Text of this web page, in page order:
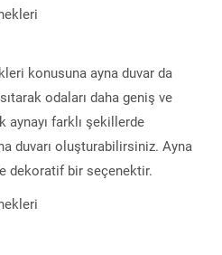
konusuna ayna duvar da
odaları daha geniş ve
aynayı farklı şekillerde
duvarı oluşturabilirsiniz. Ayna
dekoratif bir seçenektir.